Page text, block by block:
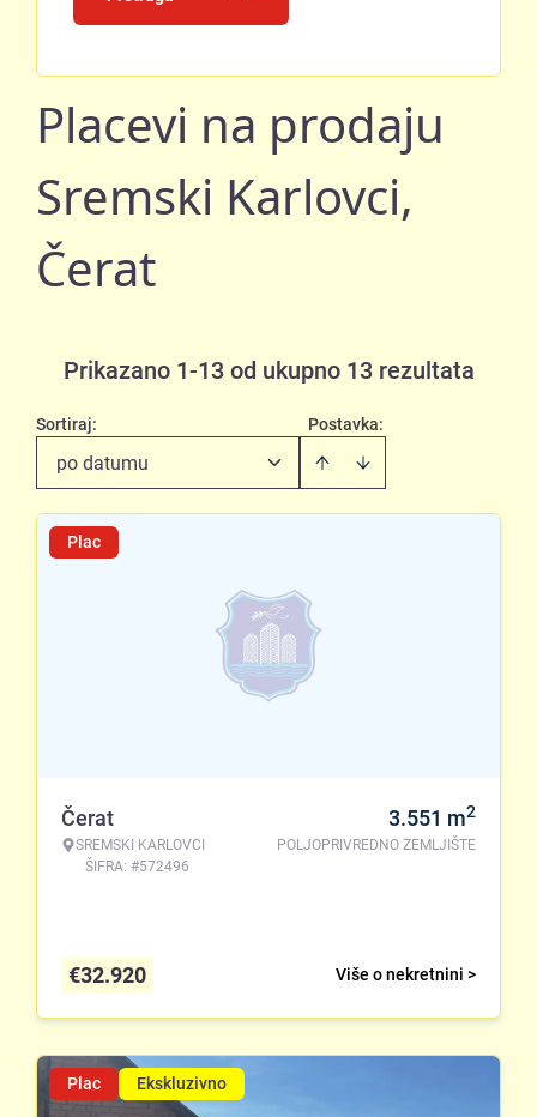
Placevi na prodaju
Sremski Karlovci,
Čerat
Prikazano 1-13 od ukupno 13 rezultata
Postavka:
Sortiraj:
po datumu
Plac
Čerat
SREMSKI KARLOVCI
ŠIFRA: #572496
3.551 m2
POLJOPRIVREDNO ZEMLJIŠTE
Više o nekretnini >
€32.920
Plac Ekskluzivno